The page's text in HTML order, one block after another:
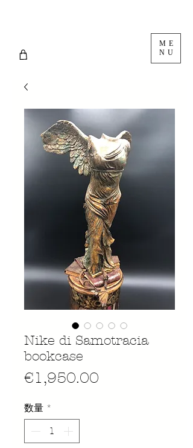
ME
NU
Nike di Samotracia
bookcase
€1,950.00
数量 *